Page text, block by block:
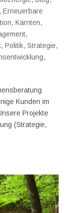
, Erneuerbare
, Kärnten,
,
, Politik, Strategie,
,
Kunden im
Projekte
(Strategie,